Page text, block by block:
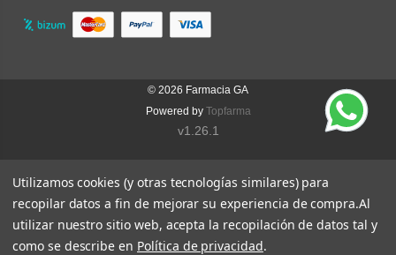
© 2026 Farmacia GA
Powered by Topfarma
v1.26.1
Utilizamos cookies (y otras tecnologías similares) para
recopilar datos a fin de mejorar su experiencia de compra.Al
utilizar nuestro sitio web, acepta la recopilación de datos tal y
como se describe en Política de privacidad.